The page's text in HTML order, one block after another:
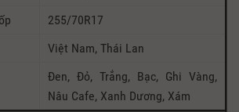
255/70R17
Việt Nam, Thái Lan
Đen, Đỏ, Trắng, Bạc, Ghi Vàng,
Nâu Cafe, Xanh Dương, Xám